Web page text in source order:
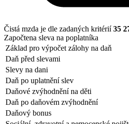
Čistá mzda je dle zadaných kritérií35
Započtena sleva na poplatníka
Základ pro výpočet zálohy na daň
Daň před slevami
Slevy na dani
Daň po uplatnění slev
Daňové zvýhodnění na děti
Daň po daňovém zvýhodnění
Daňový bonus